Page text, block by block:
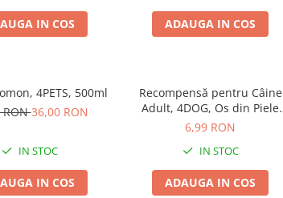
IN COS ADAUGA IN COS
4PETS, 500ml
RON36,00 RON
IN STOC
IN COS
Recompensă pentru Câine
Adult, 4DOG, Os din Piele
Presată, 15cm
6,99 RON
IN STOC
ADAUGA IN COS